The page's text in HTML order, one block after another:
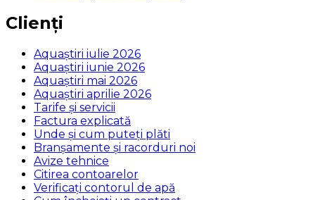
Clienți
Aquaștiri iulie 2026
Aquaștiri iunie 2026
Aquaștiri mai 2026
Aquaștiri aprilie 2026
Tarife și servicii
Factura explicată
Unde și cum puteţi plăti
Branșamente și racorduri noi
Avize tehnice
Citirea contoarelor
Verificaţi contorul de apă